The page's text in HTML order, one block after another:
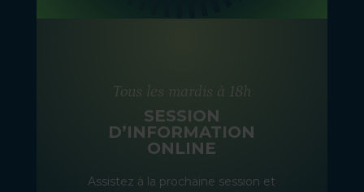
Tous les mardis à 18h
SESSION
D’INFORMATION
ONLINE
Assistez à la prochaine session et